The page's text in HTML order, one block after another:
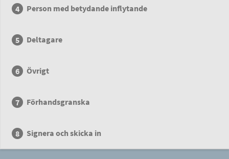
Person med betydande inflytande
Deltagare
Övrigt
Förhandsgranska
Signera och skicka in